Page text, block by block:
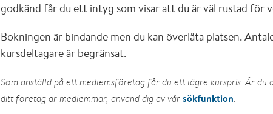
godkänd får du ett intyg som visar att du är väl rustad för
Bokningen är bindande men du kan överlåta platsen.
kursdeltagare är begränsat.
Som anställd på ett medlemsföretag får du ett lägre kurspris. Är du
ditt företag är medlemmar, använd dig av vårsökfunktion.